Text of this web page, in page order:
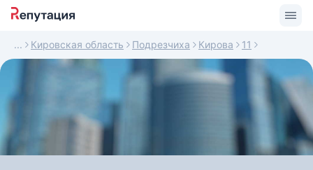
Кировская область Подрезчиха Кирова 11